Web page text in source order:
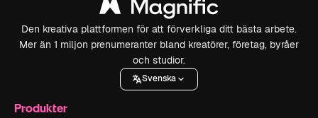
Den kreativa plattformen för att förverkliga ditt bästa arbete.
Mer än 1 miljon prenumeranter bland kreatörer, företag, byråer
och studior.
Svenska
Produkter